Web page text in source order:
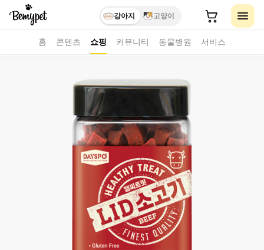
강아지 고양이
홈 콘텐츠 쇼핑 커뮤니티 동물병원 서비스